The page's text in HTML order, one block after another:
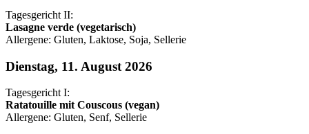
Tagesgericht II:
Lasagne verde (vegetarisch)
Allergene: Gluten, Laktose, Soja, Sellerie
Dienstag, 11. August 2026
Tagesgericht I:
Ratatouille mit Couscous (vegan)
Allergene: Gluten, Senf, Sellerie